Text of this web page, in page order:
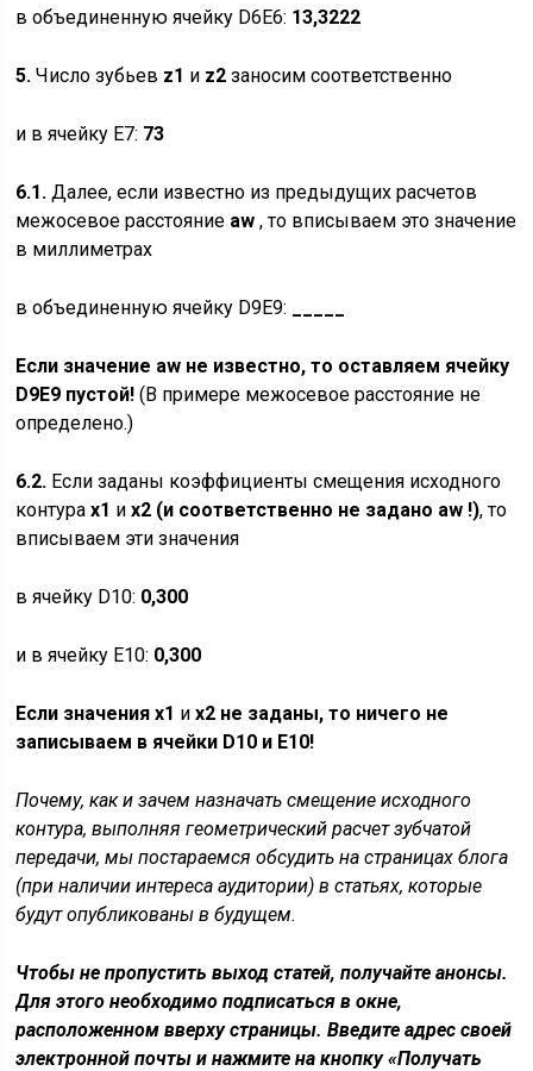
в объединенную ячейку D6E6: 13,3222
5. Число зубьев z1 и z2 заносим соответственно
и в ячейку E7: 73
6.1. Далее, если известно из предыдущих расчетов
межосевое расстояние aw , то вписываем это значение
в миллиметрах
в объединенную ячейку D9E9:
Если значение aw не известно, то оставляем ячейку
D9E9 пустой! (В примере межосевое расстояние не
определено.)
6.2. Если заданы коэффициенты смещения исходного
контураx1 иx2 (и соответственно не задано aw !), то
вписываем эти значения
в ячейку D10: 0,300
и в ячейку E10: 0,300
Если значения x1 иx2 не заданы, то ничего не
записываем в ячейки D10 и E10!
Почему, как и зачем назначать смещение исходного
контура, выполняя геометрический расчет зубчатой
передачи, мы постараемся обсудить на страницах блога
(при наличии интереса аудитории) в статьях, которые
будут опубликованы в будущем.
Чтобы не пропустить выход статей, получайте анонсы.
Для этого необходимо подписаться в окне,
расположенном вверху страницы. Введите адрес своей
электронной почты и нажмите на кнопку «Получать